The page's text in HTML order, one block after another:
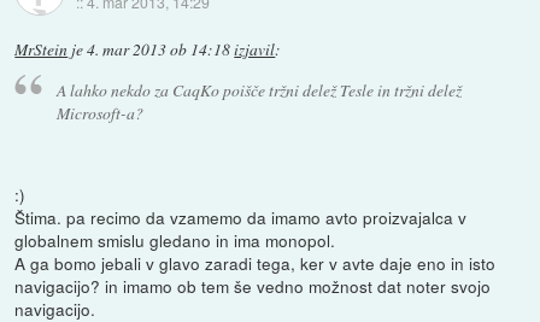
MrStein je4. mar 2013 ob 14:18izjavil:
A lahko nekdo za CaqKo poišče tržni delež Tesle in tržni delež
Microsoft-a?
:)
Štima. pa recimo da vzamemo da imamo avto proizvajalca v
globalnem smislu gledano in ima monopol.
A ga bomo jebali v glavo zaradi tega, ker v avte daje eno in isto
navigacijo? in imamo ob tem še vedno možnost dat noter svojo
navigacijo.